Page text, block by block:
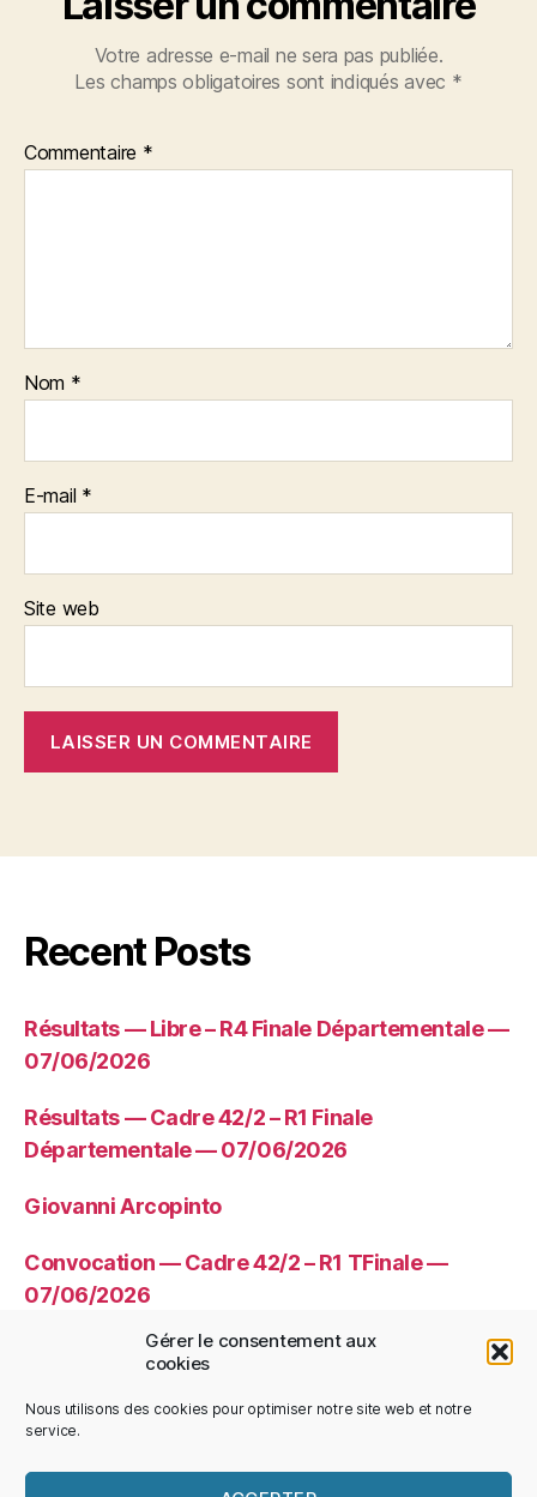
Gérer le consentement aux
cookies
Nous utilisons des cookies pour optimiser notre site web et notre
service.
Votre adresse e-mail ne sera pas publiée.
Les champs obligatoires sont indiqués avec *
Commentaire *
Nom *
E-mail *
Site web
Recent Posts
Résultats — Libre – R4 Finale Départementale —
07/06/2026
Résultats — Cadre 42/2 – R1 Finale
Départementale — 07/06/2026
Giovanni Arcopinto
Convocation — Cadre 42/2 – R1 TFinale —
07/06/2026
Convocation — Libre – R4 TFinale —